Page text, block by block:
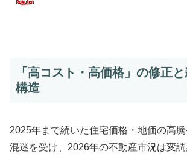
「高コスト・高価格」の修正
構造
2025年まで続いた住宅価格・地価の高
混迷を受け、2026年の不動産市況は変